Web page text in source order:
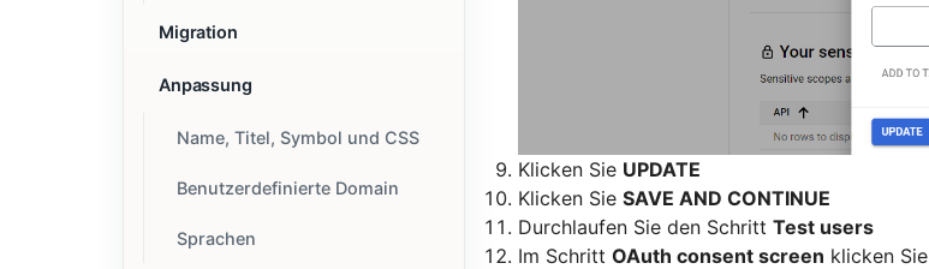
Migration
Anpassung
Name, Titel, Symbol und CSS
Benutzerdefinierte Domain
Sprachen
Klicken Sie UPDATE
Klicken Sie SAVE AND CONTINUE
Durchlaufen Sie den Schritt Test users
Im Schritt OAuth consent screen klicken Sie